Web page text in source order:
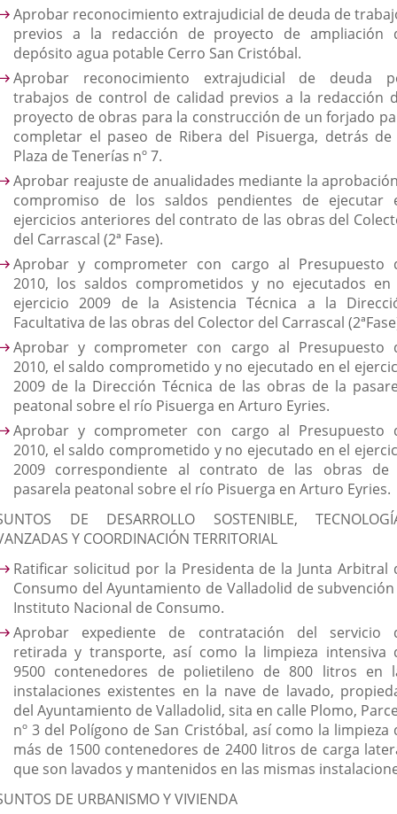
Aprobar reconocimiento extrajudicial de deuda de
previos a la redacción de proyecto de ampliación
depósito agua potable Cerro San Cristóbal.
Aprobar reconocimiento extrajudicial de deuda
trabajos de control de calidad previos a la redacción
proyecto de obras para la construcción de un forjado
completar el paseo de Ribera del Pisuerga, detrás de
Plaza de Tenerías nº 7.
Aprobar reajuste de anualidades mediante la
compromiso de los saldos pendientes de ejecutar
ejercicios anteriores del contrato de las obras del
del Carrascal (2ª Fase).
Aprobar y comprometer con cargo al Presupuesto
2010, los saldos comprometidos y no ejecutados en
ejercicio 2009 de la Asistencia Técnica a la
Facultativa de las obras del Colector del Carrascal
Aprobar y comprometer con cargo al Presupuesto
2010, el saldo comprometido y no ejecutado en el
2009 de la Dirección Técnica de las obras de la
peatonal sobre el río Pisuerga en Arturo Eyries.
Aprobar y comprometer con cargo al Presupuesto
2010, el saldo comprometido y no ejecutado en el
2009 correspondiente al contrato de las obras de
pasarela peatonal sobre el río Pisuerga en Arturo Eyries.
DE DESARROLLO SOSTENIBLE,
Y COORDINACIÓN TERRITORIAL
Ratificar solicitud por la Presidenta de la Junta Arbitral
Consumo del Ayuntamiento de Valladolid de
Instituto Nacional de Consumo.
Aprobar expediente de contratación del servicio
retirada y transporte, así como la limpieza intensiva
9500 contenedores de polietileno de 800 litros en
instalaciones existentes en la nave de lavado,
del Ayuntamiento de Valladolid, sita en calle Plomo,
nº 3 del Polígono de San Cristóbal, así como la limpieza
más de 1500 contenedores de 2400 litros de carga
que son lavados y mantenidos en las mismas
DE URBANISMO Y VIVIENDA